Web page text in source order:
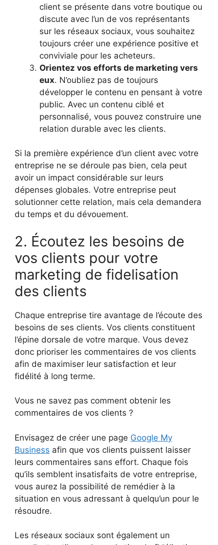
client se présente dans votre boutique ou
discute avec l’un de vos représentants
sur les réseaux sociaux, vous souhaitez
toujours créer une expérience positive et
conviviale pour les acheteurs.
Orientez vos efforts de marketing vers
eux. N’oubliez pas de toujours
développer le contenu en pensant à votre
public. Avec un contenu ciblé et
personnalisé, vous pouvez construire une
relation durable avec les clients.
Si la première expérience d’un client avec votre
entreprise ne se déroule pas bien, cela peut
avoir un impact considérable sur leurs
dépenses globales. Votre entreprise peut
solutionner cette relation, mais cela demandera
du temps et du dévouement.
2. Écoutez les besoins de
vos clients pour votre
marketing de fidelisation
des clients
Chaque entreprise tire avantage de l’écoute des
besoins de ses clients. Vos clients constituent
l’épine dorsale de votre marque. Vous devez
donc prioriser les commentaires de vos clients
afin de maximiser leur satisfaction et leur
fidélité à long terme.
Vous ne savez pas comment obtenir les
commentaires de vos clients ?
Envisagez de créer une page Google My
Business afin que vos clients puissent laisser
leurs commentaires sans effort. Chaque fois
qu’ils semblent insatisfaits de votre entreprise,
vous aurez la possibilité de remédier à la
situation en vous adressant à quelqu’un pour le
résoudre.
Les réseaux sociaux sont également un